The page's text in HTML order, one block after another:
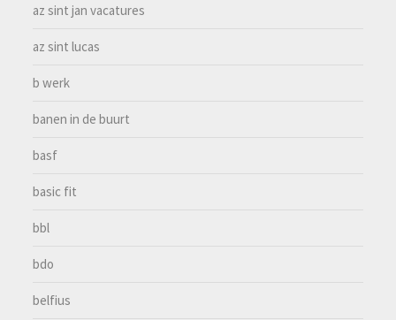
az sint jan vacatures
az sint lucas
b werk
banen in de buurt
basf
basic fit
bbl
bdo
belfius